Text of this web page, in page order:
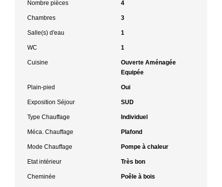
Nombre pièces 4
Chambres 3
Salle(s) d'eau 1
WC 1
Cuisine
Ouverte Aménagée
Equipée
Plain-pied Oui
Exposition Séjour SUD
Type Chauffage Individuel
Méca. Chauffage Plafond
Mode Chauffage Pompe à chaleur
Etat intérieur Très bon
Cheminée Poêle à bois